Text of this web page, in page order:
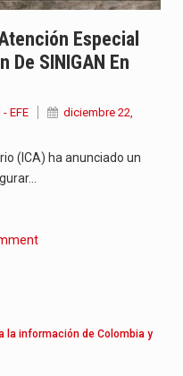
Especial
De SINIGAN En
EFE
diciembre 22,
(ICA) ha anunciado un
la información de Colombia y